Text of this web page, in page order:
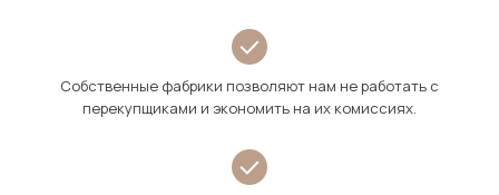
Собственные фабрики позволяют нам не работать с
перекупщиками и экономить на их комиссиях.